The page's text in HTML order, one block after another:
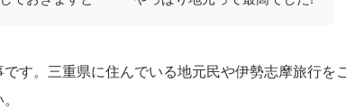
す。三重県に住んでいる地元民や伊勢志摩旅行を